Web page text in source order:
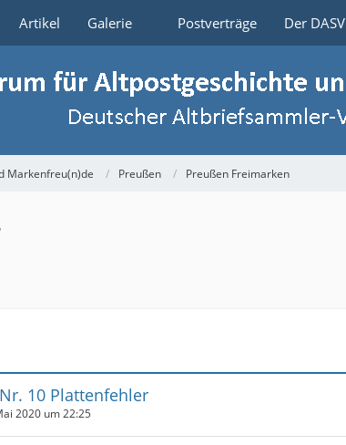
Artikel Galerie Postverträge Der DASV
Markenfreu(n)de Preußen Preußen Freimarken
10 Plattenfehler
2020 um 22:25